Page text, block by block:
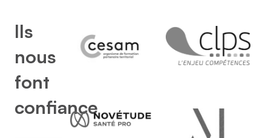
Ils
nous
font
confiance